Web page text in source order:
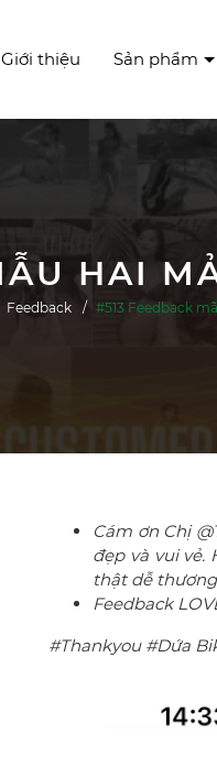
Giới thiệu Sản phẩm
Feedback #513 Feedback
Cám ơn Chị
đẹp và vui vẻ.
thật dễ
Feedback
#Thankyou #Dứa